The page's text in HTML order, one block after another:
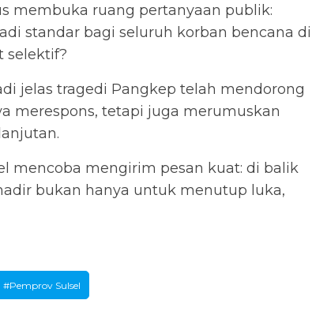
membuka ruang pertanyaan publik:
standar bagi seluruh korban bencana di
selektif?
jelas tragedi Pangkep telah mendorong
merespons, tetapi juga merumuskan
mencoba mengirim pesan kuat: di balik
bukan hanya untuk menutup luka,
#Pemprov Sulsel